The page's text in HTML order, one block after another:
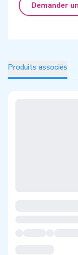
Demander
Produits associés